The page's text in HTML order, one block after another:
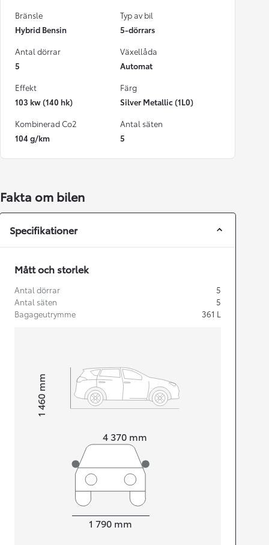
Bränsle
Hybrid Bensin
Typ av bil
5-dörrars
Antal dörrar
5
Växellåda
Automat
Effekt
103 kw (140 hk)
Färg
Silver Metallic (1L0)
Kombinerad Co2
104 g/km
Antal säten
5
Fakta om bilen
Specifikationer
Mått och storlek
Antal dörrar
5
Antal säten
5
Bagageutrymme
361 L
4 370 mm
Height1 460
mm
1 790 mm